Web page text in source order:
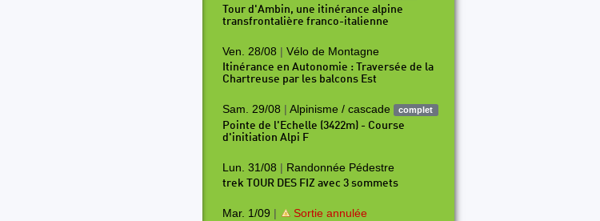
Tour d'Ambin, une itinérance alpine
transfrontalière franco-italienne
Ven. 28/08 | Vélo de Montagne
Itinérance en Autonomie : Traversée de la
Chartreuse par les balcons Est
Sam. 29/08 | Alpinisme / cascade complet
Pointe de l'Echelle (3422m) - Course
d'initiation Alpi F
Lun. 31/08 | Randonnée Pédestre
trek TOUR DES FIZ avec 3 sommets
Mar. 1/09 | Sortie annulée